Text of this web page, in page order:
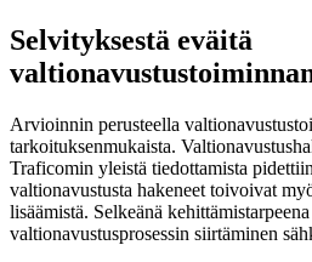
Selvityksestä eväitä
Arvioinnin perusteella
tarkoituksenmukaista.
Traficomin yleistä tiedottamista
valtionavustusta hakeneet toivoivat
lisäämistä. Selkeänä
valtionavustusprosessin siirtäminen